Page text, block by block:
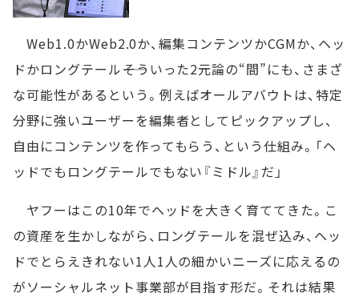
Web1.0かWeb2.0か、編集コンテンツかCGMか、ヘッ
ドかロングテール――そういった2元論の“間”にも、さまざ
な可能性があるという。例えばオールアバウトは、特定
分野に強いユーザーを編集者としてピックアップし、
自由にコンテンツを作ってもらう、という仕組み。「ヘ
ッドでもロングテールでもない『ミドル』だ」
ヤフーはこの10年でヘッドを大きく育ててきた。こ
の資産を生かしながら、ロングテールを混ぜ込み、ヘッ
ドでとらえきれない1人1人の細かいニーズに応えるの
がソーシャルネット事業部が目指す形だ。それは結果